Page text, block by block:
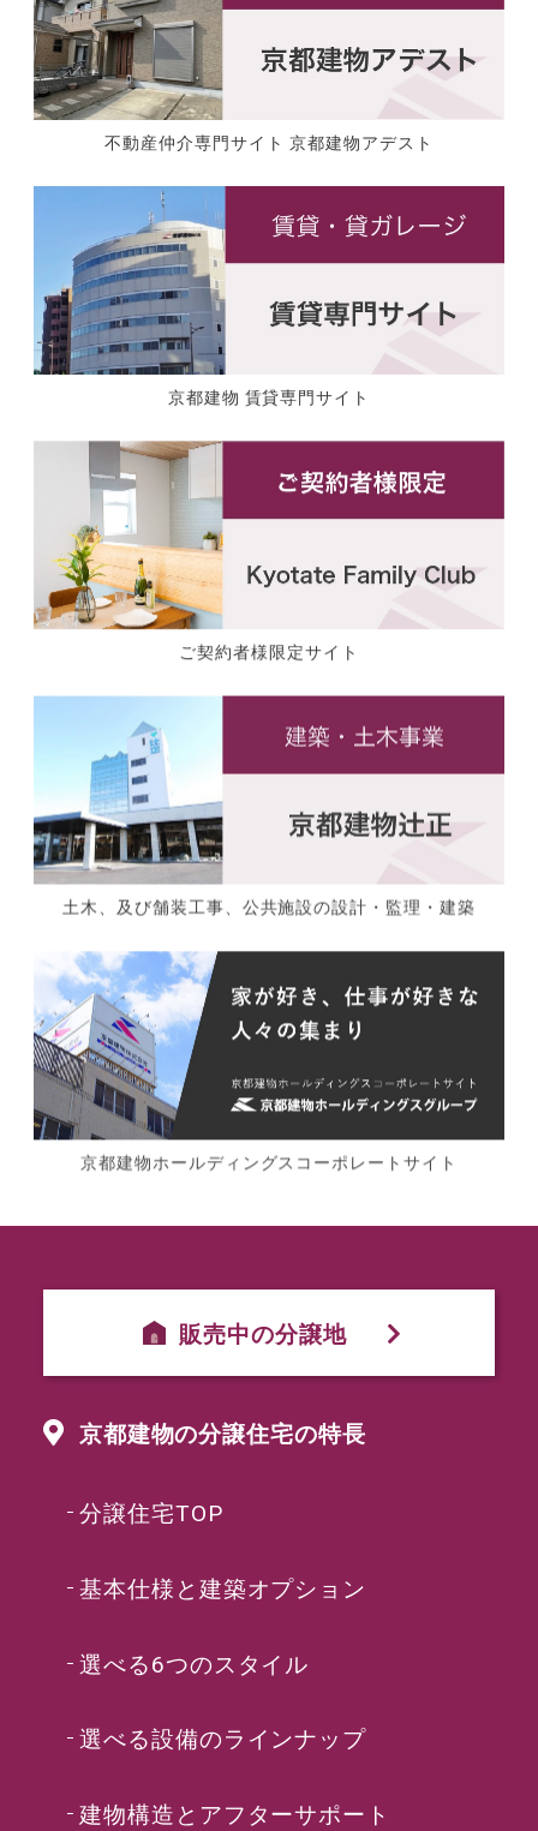
不動産仲介専門サイト 京都建物アデスト
京都建物 賃貸専門サイト
ご契約者様限定サイト
土木、及び舗装工事、公共施設の設計・監理・建築
京都建物ホールディングスコーポレートサイト
販売中の分譲地
京都建物の分譲住宅の特長
分譲住宅TOP
基本仕様と建築オプション
選べる6つのスタイル
選べる設備のラインナップ
建物構造とアフターサポート